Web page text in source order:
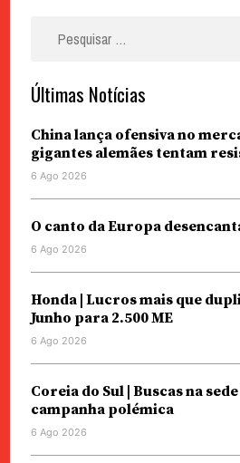
Últimas Notícias
China lança ofensiva no
gigantes alemães tentam
6 Ago 2026
O canto da Europa
6 Ago 2026
Honda | Lucros mais que
Junho para 2.500 ME
6 Ago 2026
Coreia do Sul | Buscas na
campanha polémica
6 Ago 2026